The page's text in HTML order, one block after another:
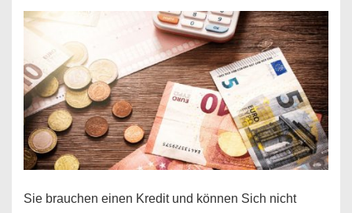
einen
10000
Euro
Kredit
finden
Sie brauchen einen Kredit und können Sich nicht